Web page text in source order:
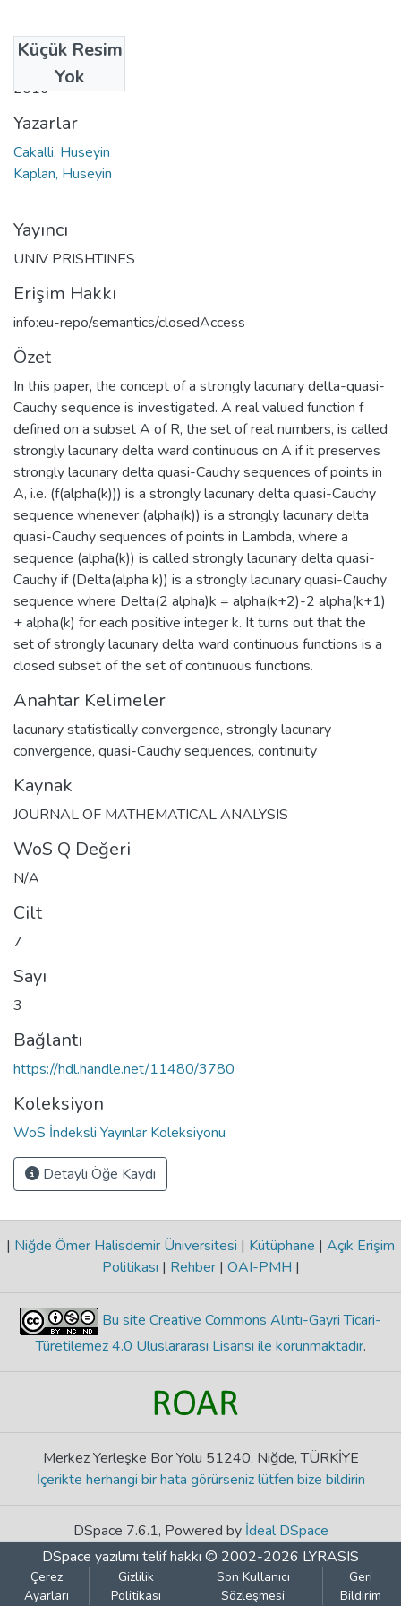
Küçük Resim
Yok
Tarih
2016
Yazarlar
Cakalli, Huseyin
Kaplan, Huseyin
Yayıncı
UNIV PRISHTINES
Erişim Hakkı
info:eu-repo/semantics/closedAccess
Özet
In this paper, the concept of a strongly lacunary delta-quasi-
Cauchy sequence is investigated. A real valued function f
defined on a subset A of R, the set of real numbers, is called
strongly lacunary delta ward continuous on A if it preserves
strongly lacunary delta quasi-Cauchy sequences of points in
A, i.e. (f(alpha(k))) is a strongly lacunary delta quasi-Cauchy
sequence whenever (alpha(k)) is a strongly lacunary delta
quasi-Cauchy sequences of points in Lambda, where a
sequence (alpha(k)) is called strongly lacunary delta quasi-
Cauchy if (Delta(alpha k)) is a strongly lacunary quasi-Cauchy
sequence where Delta(2 alpha)k = alpha(k+2)-2 alpha(k+1)
+ alpha(k) for each positive integer k. It turns out that the
set of strongly lacunary delta ward continuous functions is a
closed subset of the set of continuous functions.
Anahtar Kelimeler
lacunary statistically convergence, strongly lacunary
convergence, quasi-Cauchy sequences, continuity
Kaynak
JOURNAL OF MATHEMATICAL ANALYSIS
WoS Q Değeri
N/A
Cilt
7
Sayı
3
Bağlantı
https://hdl.handle.net/11480/3780
Koleksiyon
WoS İndeksli Yayınlar Koleksiyonu
Detaylı Öğe Kaydı
| Niğde Ömer Halisdemir Üniversitesi | Kütüphane | Açık Erişim
Politikası | Rehber | OAI-PMH |
Bu site Creative Commons Alıntı-Gayri Ticari-
Türetilemez 4.0 Uluslararası Lisansı ile korunmaktadır.
Merkez Yerleşke Bor Yolu 51240, Niğde, TÜRKİYE
İçerikte herhangi bir hata görürseniz lütfen bize bildirin
DSpace 7.6.1, Powered by İdeal DSpace
DSpace yazılımı telif hakkı © 2002-2026 LYRASIS
Çerez
Ayarları
Gizlilik
Politikası
Son Kullanıcı
Sözleşmesi
Geri
Bildirim